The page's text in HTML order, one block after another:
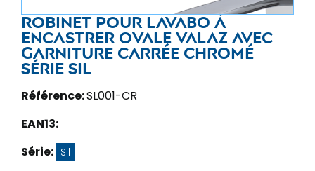
Robinet pour lavabo à
encastrer ovale VALAZ avec
garniture carrée chromé
série sil
Référence:SL001-CR
EAN13:
Série: Sil